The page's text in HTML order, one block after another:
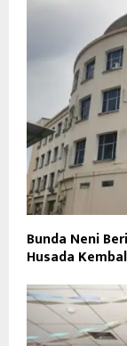
Bunda Neni
Husada